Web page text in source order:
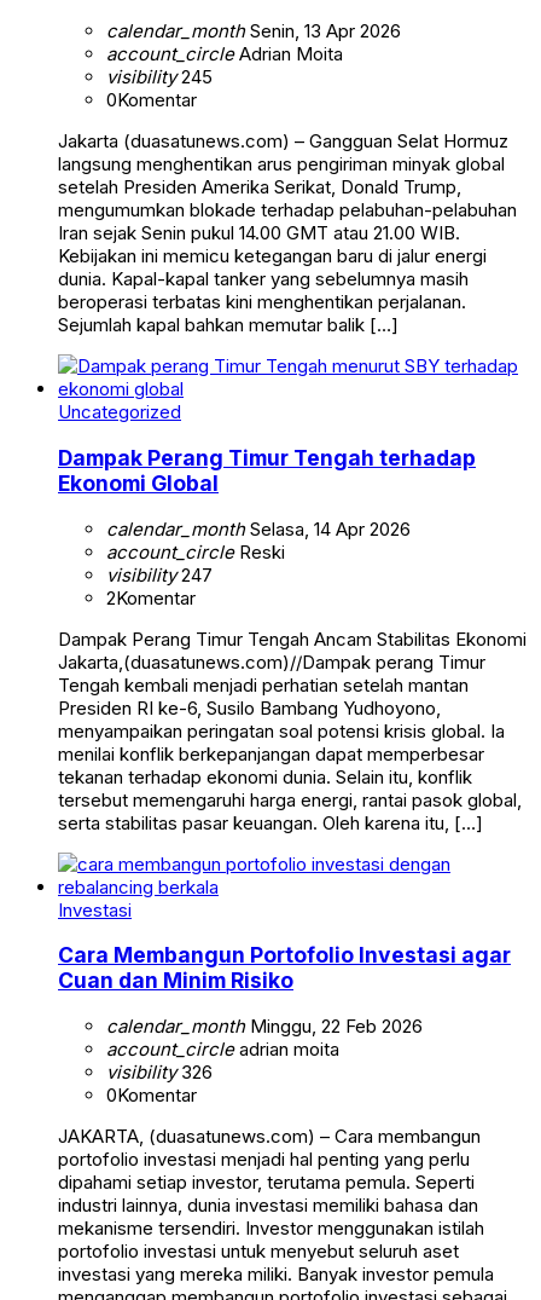
calendar_monthSenin, 13 Apr 2026
account_circleAdrian Moita
visibility245
0Komentar
Jakarta (duasatunews.com) – Gangguan Selat Hormuz
langsung menghentikan arus pengiriman minyak global
setelah Presiden Amerika Serikat, Donald Trump,
mengumumkan blokade terhadap pelabuhan-pelabuhan
Iran sejak Senin pukul 14.00 GMT atau 21.00 WIB.
Kebijakan ini memicu ketegangan baru di jalur energi
dunia. Kapal-kapal tanker yang sebelumnya masih
beroperasi terbatas kini menghentikan perjalanan.
Sejumlah kapal bahkan memutar balik […]
Uncategorized
Dampak Perang Timur Tengah terhadap
Ekonomi Global
calendar_monthSelasa, 14 Apr 2026
account_circleReski
visibility247
2Komentar
Dampak Perang Timur Tengah Ancam Stabilitas Ekonomi
Jakarta,(duasatunews.com)//Dampak perang Timur
Tengah kembali menjadi perhatian setelah mantan
Presiden RI ke-6, Susilo Bambang Yudhoyono,
menyampaikan peringatan soal potensi krisis global. Ia
menilai konflik berkepanjangan dapat memperbesar
tekanan terhadap ekonomi dunia. Selain itu, konflik
tersebut memengaruhi harga energi, rantai pasok global,
serta stabilitas pasar keuangan. Oleh karena itu, […]
Investasi
Cara Membangun Portofolio Investasi agar
Cuan dan Minim Risiko
calendar_monthMinggu, 22 Feb 2026
account_circleadrian moita
visibility326
0Komentar
JAKARTA, (duasatunews.com) – Cara membangun
portofolio investasi menjadi hal penting yang perlu
dipahami setiap investor, terutama pemula. Seperti
industri lainnya, dunia investasi memiliki bahasa dan
mekanisme tersendiri. Investor menggunakan istilah
portofolio investasi untuk menyebut seluruh aset
investasi yang mereka miliki. Banyak investor pemula